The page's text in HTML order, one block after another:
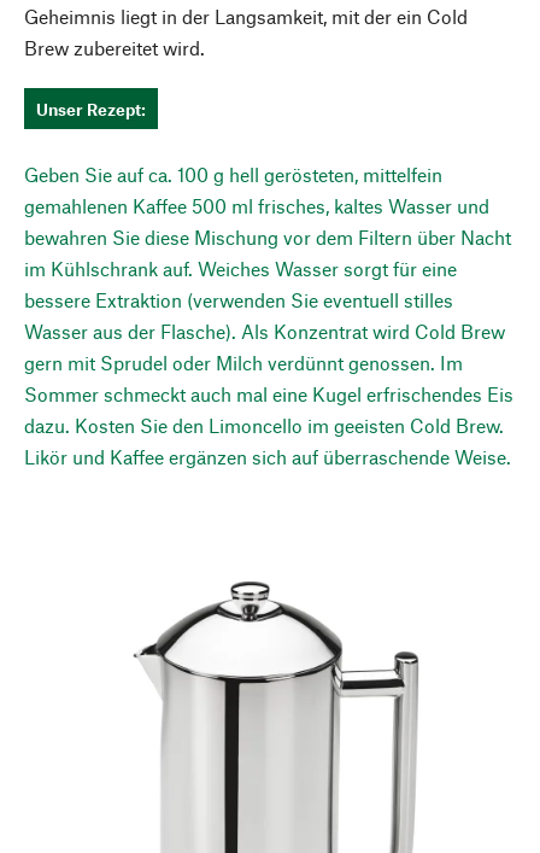
Geheimnis liegt in der Langsamkeit, mit der ein Cold
Brew zubereitet wird.
Unser Rezept:
Geben Sie auf ca. 100 g hell gerösteten, mittelfein
gemahlenen Kaffee 500 ml frisches, kaltes Wasser und
bewahren Sie diese Mischung vor dem Filtern über Nacht
im Kühlschrank auf. Weiches Wasser sorgt für eine
bessere Extraktion (verwenden Sie eventuell stilles
Wasser aus der Flasche). Als Konzentrat wird Cold Brew
gern mit Sprudel oder Milch verdünnt genossen. Im
Sommer schmeckt auch mal eine Kugel erfrischendes Eis
dazu. Kosten Sie den Limoncello im geeisten Cold Brew.
Likör und Kaffee ergänzen sich auf überraschende Weise.